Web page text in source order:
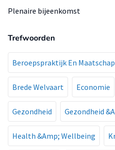
Plenaire bijeenkomst
Trefwoorden
Beroepspraktijk En
Brede Welvaart Economie
Gezondheid Gezondheid
Health &Amp; Wellbeing